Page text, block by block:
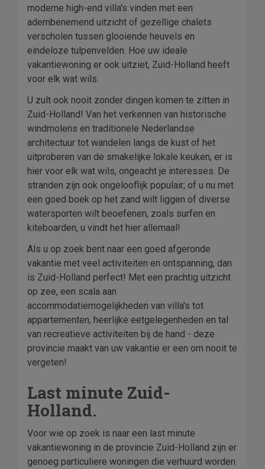
moderne high-end villa's vinden met een
adembenemend uitzicht of gezellige chalets
verscholen tussen glooiende heuvels en
eindeloze tulpenvelden. Hoe uw ideale
vakantiewoning er ook uitziet, Zuid-Holland heeft
voor elk wat wils.
U zult ook nooit zonder dingen komen te zitten in
Zuid-Holland! Van het verkennen van historische
windmolens en traditionele Nederlandse
architectuur tot wandelen langs de kust of het
uitproberen van de smakelijke lokale keuken, er is
hier voor elk wat wils, ongeacht je interesses. De
stranden zijn ook ongelooflijk populair; of u nu met
een goed boek op het zand wilt liggen of diverse
watersporten wilt beoefenen, zoals surfen en
kiteboarden, u vindt het hier allemaal!
Als u op zoek bent naar een goed afgeronde
vakantie met veel activiteiten en ontspanning, dan
is Zuid-Holland perfect! Met een prachtig uitzicht
op zee, een scala aan
accommodatiemogelijkheden van villa's tot
appartementen, heerlijke eetgelegenheden en tal
van recreatieve activiteiten bij de hand - deze
provincie maakt van uw vakantie er een om nooit te
vergeten!
Last minute Zuid-
Holland.
Voor wie op zoek is naar een last minute
vakantiewoning in de provincie Zuid-Holland zijn er
genoeg particuliere woningen die verhuurd worden.